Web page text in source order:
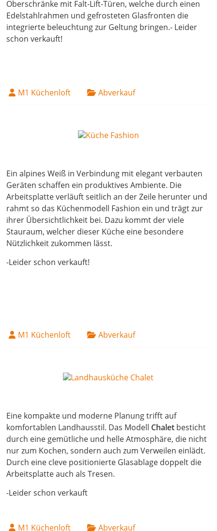
Oberschränke mit Falt-Lift-Türen, welche durch einen
Edelstahlrahmen und gefrosteten Glasfronten die
integrierte beleuchtung zur Geltung bringen.- Leider
schon verkauft!
M1 Küchenloft Abverkauf
Ein alpines Weiß in Verbindung mit elegant verbauten
Geräten schaffen ein produktives Ambiente. Die
Arbeitsplatte verläuft seitlich an der Zeile herunter und
rahmt so das Küchenmodell Fashion ein und trägt zur
ihrer Übersichtlichkeit bei. Dazu kommt der viele
Stauraum, welcher dieser Küche eine besondere
Nützlichkeit zukommen lässt.
-Leider schon verkauft!
M1 Küchenloft Abverkauf
Eine kompakte und moderne Planung trifft auf
komfortablen Landhausstil. Das Modell Chalet besticht
durch eine gemütliche und helle Atmosphäre, die nicht
nur zum Kochen, sondern auch zum Verweilen einlädt.
Durch eine cleve positionierte Glasablage doppelt die
Arbeitsplatte auch als Tresen.
-Leider schon verkauft
M1 Küchenloft Abverkauf